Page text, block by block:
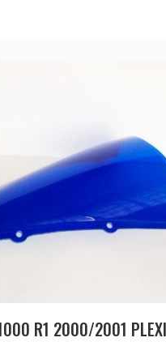
R1 2000/2001 PLEXI